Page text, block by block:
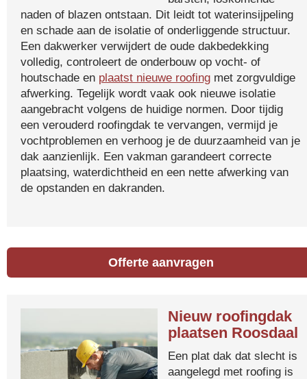
naden of blazen ontstaan. Dit leidt tot waterinsijpeling
en schade aan de isolatie of onderliggende structuur.
Een dakwerker verwijdert de oude dakbedekking
volledig, controleert de onderbouw op vocht- of
houtschade en plaatst nieuwe roofing met zorgvuldige
afwerking. Tegelijk wordt vaak ook nieuwe isolatie
aangebracht volgens de huidige normen. Door tijdig
een verouderd roofingdak te vervangen, vermijd je
vochtproblemen en verhoog je de duurzaamheid van je
dak aanzienlijk. Een vakman garandeert correcte
plaatsing, waterdichtheid en een nette afwerking van
de opstanden en dakranden.
Offerte aanvragen
Nieuw roofingdak
plaatsen Roosdaal
Een plat dak dat slecht is
aangelegd met roofing is